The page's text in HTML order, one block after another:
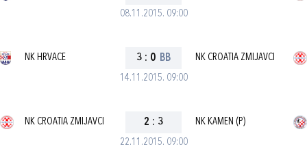
08.11.2015. 09:00
14.11.2015. 09:00
NK HRVACE 3 : 0 BB NK CROATIA ZMIJAVCI
22.11.2015. 09:00
NK CROATIA ZMIJAVCI 2 : 3 NK KAMEN (P)